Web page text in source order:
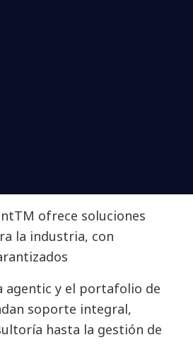
ofrece soluciones
la industria, con
agentic y el portafolio de
soporte integral,
hasta la gestión de